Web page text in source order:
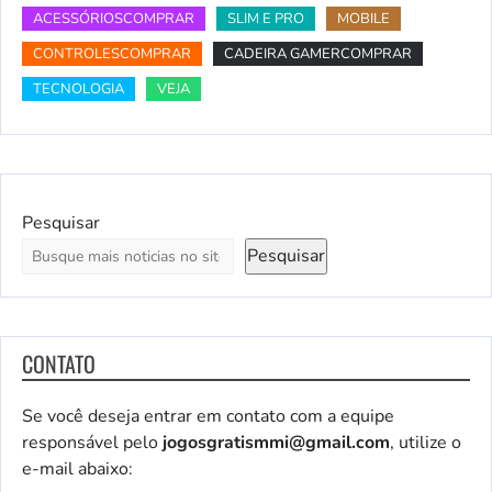
ACESSÓRIOSCOMPRAR
SLIM E PRO
MOBILE
CONTROLESCOMPRAR
CADEIRA GAMERCOMPRAR
TECNOLOGIA
VEJA
Pesquisar
Pesquisar
CONTATO
Se você deseja entrar em contato com a equipe
responsável pelo jogosgratismmi@gmail.com, utilize o
e-mail abaixo: